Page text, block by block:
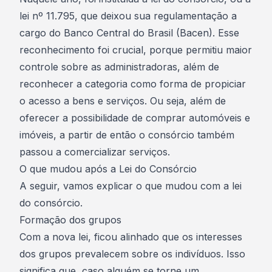
lei nº 11.795, que deixou sua regulamentação a
cargo do Banco Central do Brasil (Bacen). Esse
reconhecimento foi crucial, porque permitiu maior
controle sobre as administradoras, além de
reconhecer a categoria como forma de propiciar
o acesso a bens e serviços. Ou seja, além de
oferecer a possibilidade de comprar automóveis e
imóveis, a partir de então o consórcio também
passou a comercializar serviços.
O que mudou após a Lei do Consórcio
A seguir, vamos explicar o que mudou com a lei
do consórcio.
Formação dos grupos
Com a nova lei, ficou alinhado que os interesses
dos grupos prevalecem sobre os indivíduos. Isso